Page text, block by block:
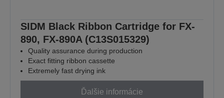
SIDM Black Ribbon Cartridge for FX-
890, FX-890A (C13S015329)
Quality assurance during production
Exact fitting ribbon cassette
Extremely fast drying ink
Ďalšie informácie